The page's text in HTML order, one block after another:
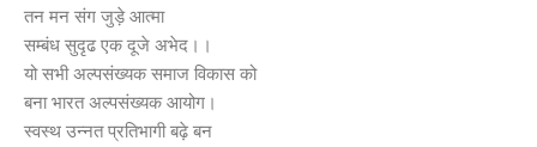
तन मन संग जुड़े आत्मा
सम्बंध सुदृढ एक दूजे अभेद।।
यो सभी अल्पसंख्यक समाज विकास को
बना भारत अल्पसंख्यक आयोग।
स्वस्थ उन्नत प्रतिभागी बढ़े बन